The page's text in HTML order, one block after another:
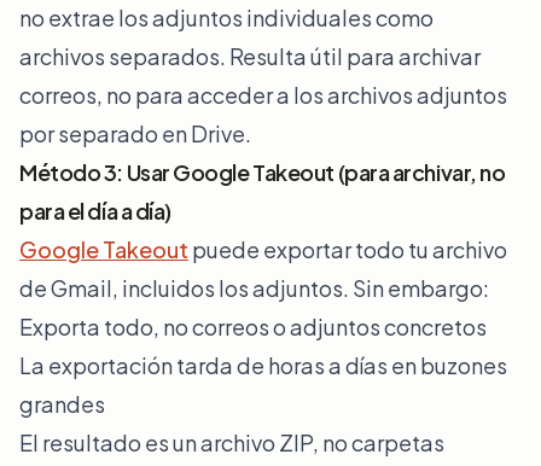
no extrae los adjuntos individuales como
archivos separados. Resulta útil para archivar
correos, no para acceder a los archivos adjuntos
por separado en Drive.
Método 3: Usar Google Takeout (para archivar, no
para el día a día)
Google Takeout puede exportar todo tu archivo
de Gmail, incluidos los adjuntos. Sin embargo:
Exporta todo, no correos o adjuntos concretos
La exportación tarda de horas a días en buzones
grandes
El resultado es un archivo ZIP, no carpetas